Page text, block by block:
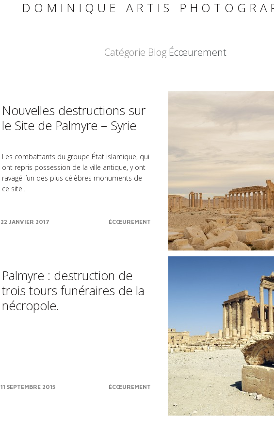
DOMINIQUE ARTIS
Catégorie Blog Écœurement
Nouvelles destructions sur
le Site de Palmyre – Syrie
Les combattants du groupe État islamique, qui
ont repris possession de la ville antique, y ont
ravagé l’un des plus célèbres monuments de
ce site..
22 JANVIER 2017 ÉCŒUREMENT
Palmyre : destruction de
trois tours funéraires de la
nécropole.
11 SEPTEMBRE 2015 ÉCŒUREMENT